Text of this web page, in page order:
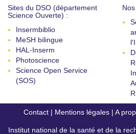
Sites du DSO (département
Science Ouverte) :
Insermbiblio
MeSH bilingue
HAL-Inserm
Photoscience
Science Open Service
(SOS)
Contact | Mentions légales | A
conforme)
Institut national de la santé et de la